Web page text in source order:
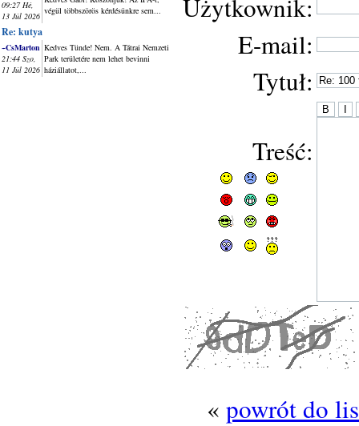
09:27 Hé,
13 Júl 2026 végül többszörös kérdésünkre sem...
Re: kutya
~CsMarton
21:44 Szo,
11 Júl 2026
Kedves Tünde! Nem. A Tátrai Nemzeti
Park területére nem lehet bevinni
háziállatot,...
Użytkownik:
E-mail:
Tytuł:
Treść:
« powrót do